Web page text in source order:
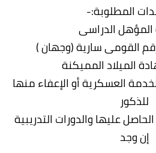
المطلوبة:-
العسكرية أو الإعفاء منها
للذكور
عليها والدورات التدريبية
إن وجد